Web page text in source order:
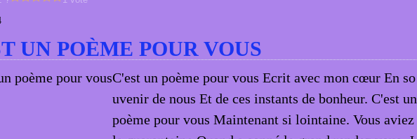
UN POÈME POUR VOUS
C'est un poème pour vous Ecrit avec mon cœur En so
uvenir de nous Et de ces instants de bonheur. C'est un
poème pour vous Maintenant si lointaine. Vous aviez